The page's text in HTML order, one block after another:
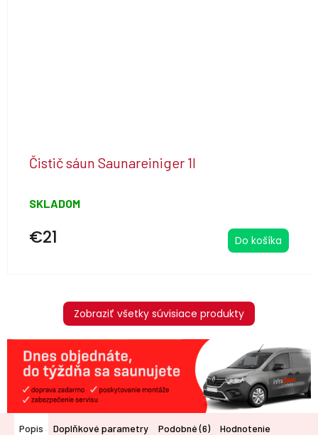
Čistič sáun Saunareiniger 1l
SKLADOM
€21 Do košíka
Zobraziť všetky súvisiace produkty
Popis Doplňkové parametry Podobné (6) Hodnotenie